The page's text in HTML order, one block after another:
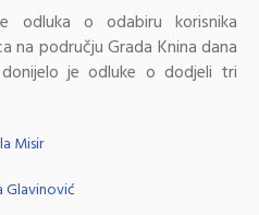
odluka o odabiru korisnika
na području Grada Knina dana
je odluke o dodjeli tri
Misir
Glavinović